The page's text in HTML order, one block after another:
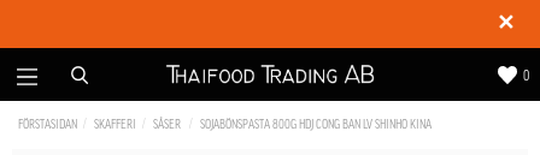
✕
0
FÖRSTASIDAN SKAFFERI SÅSER SOJABÖNSPASTA 800G HDJ CONG BAN LV SHINHO KINA